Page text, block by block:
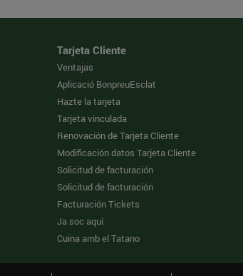
Tarjeta Cliente
Ventajas
Aplicació BonpreuEsclat
Hazte la tarjeta
Tarjeta vinculada
Renovación de Tarjeta Cliente
Modificación datos Tarjeta Cliente
Solicitud de facturación
Solicitud de facturación
Facturación Tickets
Ja soc aquí
Cuina amb el Tatano